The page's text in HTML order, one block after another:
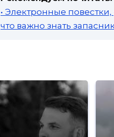
• Электронные
что важно знать